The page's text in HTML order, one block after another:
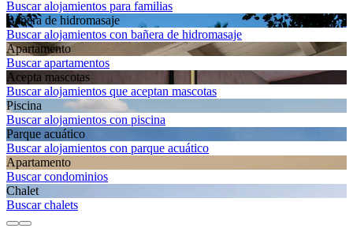
Buscar alojamientos para familias
Bañera de hidromasaje
Buscar alojamientos con bañera de hidromasaje
Apartamento
Buscar apartamentos
Acepta mascotas
Buscar alojamientos que aceptan mascotas
Piscina
Buscar alojamientos con piscina
Parque acuático
Buscar alojamientos con parque acuático
Apartamento
Buscar condominios
Chalet
Buscar chalets